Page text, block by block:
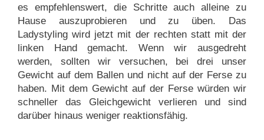
es empfehlenswert, die Schritte auch alleine zu
Hause auszuprobieren und zu üben. Das
Ladystyling wird jetzt mit der rechten statt mit der
linken Hand gemacht. Wenn wir ausgedreht
werden, sollten wir versuchen, bei drei unser
Gewicht auf dem Ballen und nicht auf der Ferse zu
haben. Mit dem Gewicht auf der Ferse würden wir
schneller das Gleichgewicht verlieren und sind
darüber hinaus weniger reaktionsfähig.